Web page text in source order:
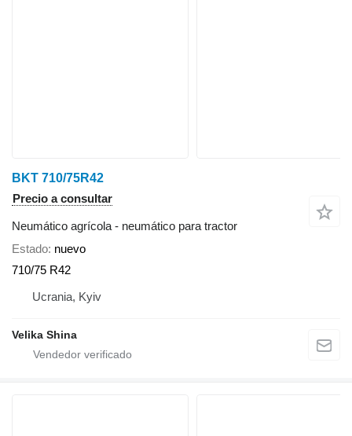
BKT 710/75R42
Precio a consultar
Neumático agrícola - neumático para tractor
Estado nuevo
710/75 R42
Ucrania, Kyiv
Velika Shina